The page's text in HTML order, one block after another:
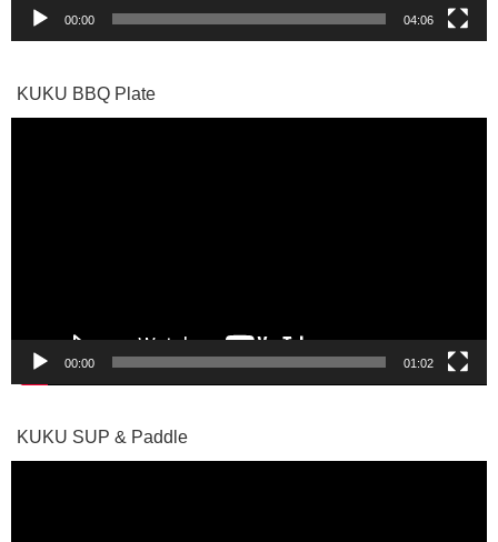
00:00 04:06
KUKU BBQ Plate
00:00 01:02
KUKU SUP & Paddle